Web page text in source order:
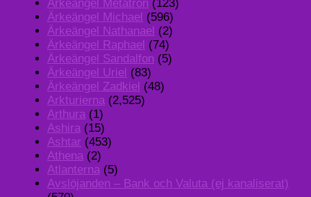
Ärkeängel Metatron (123)
Ärkeängel Michael (596)
Ärkeängel Nathanael (2)
Ärkeängel Raphael (74)
Ärkeängel Sandalfon (5)
Ärkeängel Uriel (83)
Ärkeängel Zadkiel (48)
Arkturierna (2,525)
Arthura (1)
Ashira (15)
Ashtar (453)
Athena (2)
Atlanterna (5)
Avslöjanden – Bank och Valuta (ej kanaliserat)